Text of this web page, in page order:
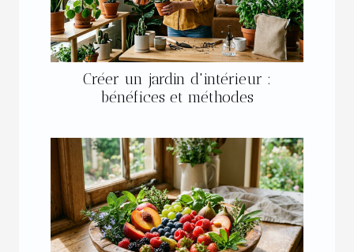
Créer un jardin d'intérieur :
bénéfices et méthodes